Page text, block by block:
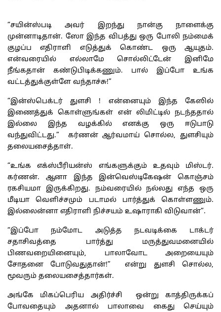
“சயின்ஸ்படி அவர் இறந்து நான்கு நாளைக்கு
முன்னாடிதான். ஸோ இந்த விபத்து ஒரு போலி நம்மைக்
குழப்ப எதிராளி எடுத்துக் கொண்ட ஒரு ஆயுதம்.
என்வரையில் எல்லாமே சொல்லிட்டேன் இனிமே
நீங்கதான் கண்டுபிடிக்கணும். பால் இப்போ உங்க
வட்டத்துக்குள்ளே வந்தாச்சு!”
“இன்ஸ்பெக்டர் துளசி ! என்னையும் இந்த கேஸில்
இணைத்துக் கொள்ளுங்கள் என் லிமிட்டில் நடந்ததால்
இல்லை இந்த வழக்கில் எனக்கு ஒரு ஈடுபாடு
வந்துவிட்டது.” கர்ணன் ஆர்வமாய் சொல்ல, துளசியும்
தலையசைத்தாள்.
“உங்க எக்ஸ்பீரியன்ஸ் எங்களுக்கும் உதவும் மிஸ்டர்.
கர்ணன். ஆனா இந்த இன்வெஸ்டிகேஷன் கொஞ்சம்
ரகசியமா இருக்கிறது. நம்வரையில் நல்லது எந்த ஒரு
மீடியா வெளிச்சமும் படாமல் பார்த்துக் கொள்ளணும்.
இல்லைன்னா எதிராளி நிச்சயம் உஷாராகி விடுவான்”.
“இப்போ நம்மோட அடுத்த நடவடிக்கை டாக்டர்
சதாசிவத்தை பார்த்து மருத்துவமனையில்
பிணவறையினையும், பாலாவோட அறையையும்
சோதனை போடுவதுதான்!” என்று துளசி சொல்ல,
மூவரும் தலையசைத்தார்கள்.
அங்கே மிகப்பெரிய அதிர்ச்சி ஒன்று காத்திருக்கப்
போவதையும் அதனால் பாலாவை கைது செய்யும்